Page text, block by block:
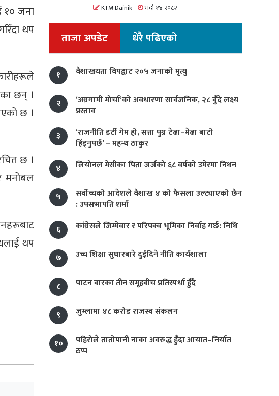
१० जना
थप
छन् ।
छ ।
छ ।
मनोबल
थप
KTM Dainik भदौ १४ २०८२
ताजा अपडेट धेरै पढिएको
१ वैशाखयता विपद्बाट २०५ जनाको मृत्यु
२
‘अग्रगामी मोर्चा’को अवधारणा सार्वजनिक, २८ बुँदे लक्ष्य
प्रस्ताव
३
‘राजनीति डर्टी गेम हो, सत्ता पुग्न टेढा–मेढा बाटो
हिँड्नुपर्छ’ – महन्थ ठाकुर
४
लियोनल मेसीका पिता जर्जको ६८ वर्षको उमेरमा निधन
५
सर्वोच्चको आदेशले वैशाख ४ को फैसला उल्ट्याएको छैन
: उपसभापति शर्मा
६
कांग्रेसले जिम्मेवार र परिपक्व भूमिका निर्वाह गर्छ: निधि
७ उच्च शिक्षा सुधारबारे दुईदिने नीति कार्यशाला
८ पाटन बारका तीन समूहबीच प्रतिस्पर्धा हुँदै
९ जुम्लामा ४८ करोड राजस्व संकलन
१०
पहिरोले तातोपानी नाका अवरुद्ध हुँदा आयात–निर्यात
ठप्प